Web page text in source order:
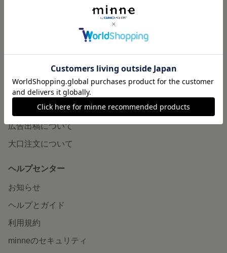
minneとものづくりと
minneの本
企業の方へ
広告出稿について
大口注文について
ヘルプセンター
お知らせ
ヘルプとガイド
利用規約
minneのセキュリティ